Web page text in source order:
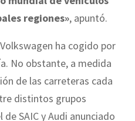
regiones», apuntó.
ha cogido por
No obstante, a medida
de las carreteras cada
distintos grupos
SAIC y Audi anunciado